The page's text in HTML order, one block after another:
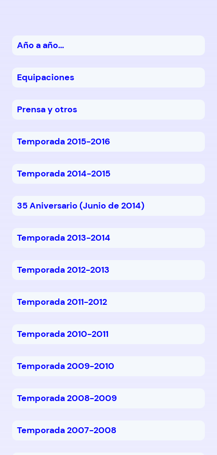
Año a año...
Equipaciones
Prensa y otros
Temporada 2015-2016
Temporada 2014-2015
35 Aniversario (Junio de 2014)
Temporada 2013-2014
Temporada 2012-2013
Temporada 2011-2012
Temporada 2010-2011
Temporada 2009-2010
Temporada 2008-2009
Temporada 2007-2008